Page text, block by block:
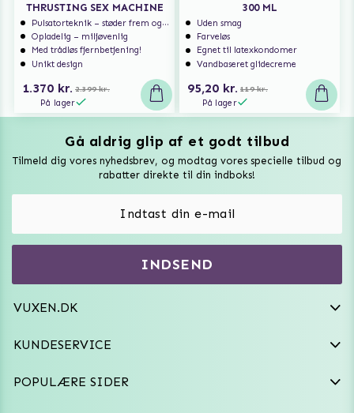
THRUSTING SEX MACHINE
Pulsatorteknik – støder frem og tilbage
Opladelig – miljøvenlig
Med trådløs fjernbetjening!
Unikt design
1.370 kr. 2.399 kr.
På lager
300 ML
Uden smag
Farveløs
Egnet til latexkondomer
Vandbaseret glidecreme
95,20 kr. 119 kr.
På lager
Gå aldrig glip af et godt tilbud
Tilmeld dig vores nyhedsbrev, og modtag vores specielle tilbud og
rabatter direkte til din indboks!
INDSEND
VUXEN.DK
VAT: SE556744520901
kundeservice@vuxen.dk
KUNDESERVICE
Fortryd aftale
POPULÆRE SIDER
Vuxen Magazine
Vibratorer
Frækt undertøj